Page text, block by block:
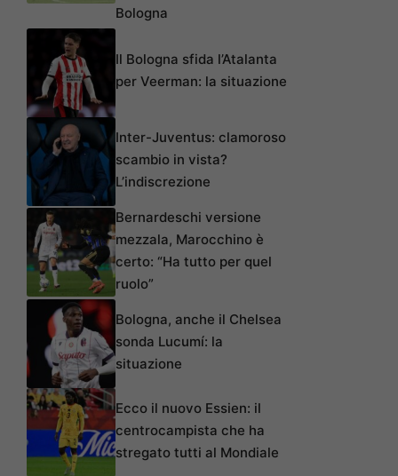
Bologna
Il Bologna sfida l’Atalanta
per Veerman: la situazione
Inter-Juventus: clamoroso
scambio in vista?
L’indiscrezione
Bernardeschi versione
mezzala, Marocchino è
certo: “Ha tutto per quel
ruolo”
Bologna, anche il Chelsea
sonda Lucumí: la
situazione
Ecco il nuovo Essien: il
centrocampista che ha
stregato tutti al Mondiale